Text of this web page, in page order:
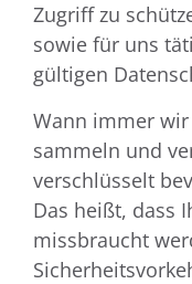
Zugriff zu
sowie für uns
gültigen
Wann immer
sammeln und
verschlüsselt
Das heißt, dass
missbraucht